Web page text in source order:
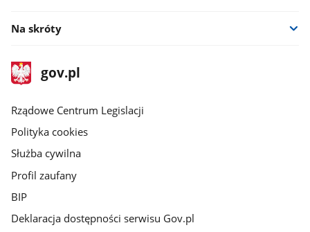
Na skróty
stopka
gov.plStrona
gov.pl
Rządowe Centrum Legislacji
Polityka cookies
Służba cywilna
Profil zaufany
BIP
Deklaracja dostępności serwisu Gov.pl